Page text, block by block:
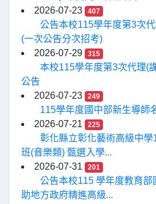
2026-07-23
407
公告本校115學年度第3次
(一次公告分次招考)
2026-07-29
315
本校115學年度第3次代理(
公告
2026-07-23
249
115學年度國中部新生導師
2026-07-21
225
彰化縣立彰化藝術高級中
班(音樂類) 甄選入學...
2026-07-31
201
公告本校115 學年度教育
助地方政府精進高級...